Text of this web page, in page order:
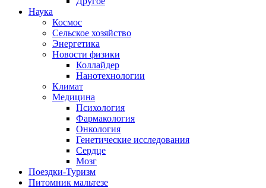
Наука
Космос
Сельское хозяйство
Энергетика
Новости физики
Коллайдер
Нанотехнологии
Климат
Медицина
Психология
Фармакология
Онкология
Генетические исследования
Сердце
Мозг
Поездки-Туризм
Питомник мальтезе